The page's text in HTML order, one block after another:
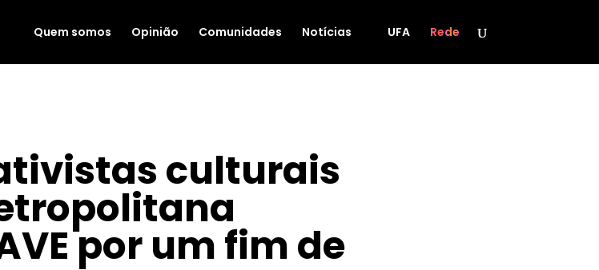
Quem somos Opinião Comunidades Notícias UFA Rede
culturais
por um fim de